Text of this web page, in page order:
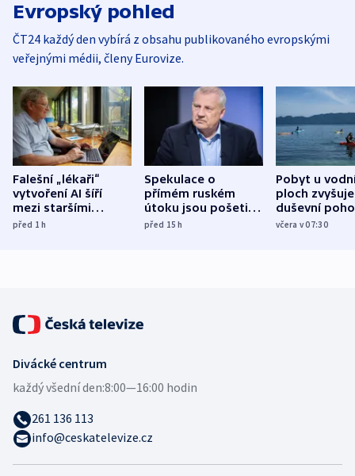
Evropský pohled
ČT24 každý den vybírá z obsahu publikovaného evropskými
veřejnými médii, členy Eurovize.
Falešní „lékaři“
vytvoření AI šíří
mezi staršími
Poláky nebezpečné
před 1h
Spekulace o
přímém ruském
útoku jsou pošetilé,
míní estonský
před 15h
Pobyt u
ploch zvyšuje
duševní
ukázala
včera v 07:30
Divácké centrum
každý všední den:8:00—16:00 hodin
261 136 113
info@ceskatelevize.cz